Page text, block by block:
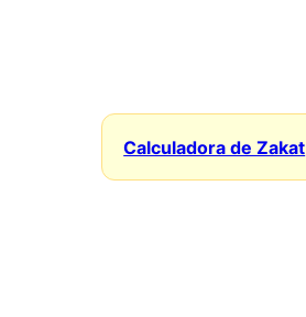
Calculadora de Zakat